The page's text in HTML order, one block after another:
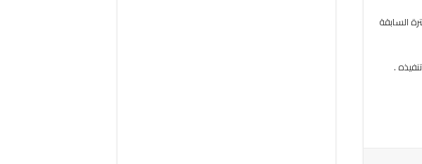
السابقة
.